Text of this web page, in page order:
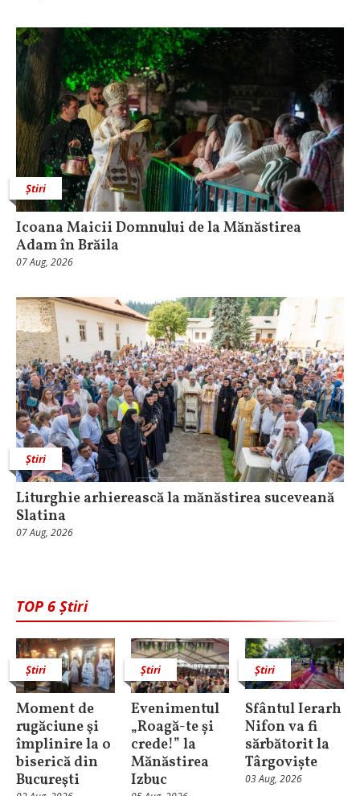
Știri
Icoana Maicii Domnului de la Mănăstirea
Adam în Brăila
07 Aug, 2026
Știri
Liturghie arhierească la mănăstirea suceveană
Slatina
07 Aug, 2026
TOP 6 Știri
Știri
Moment de
rugăciune şi
împlinire la o
biserică din
Bucureşti
Știri
Evenimentul
„Roagă-te și
crede!” la
Mănăstirea
Izbuc
Știri
Sfântul Ierarh
Nifon va fi
sărbătorit la
Târgoviște
03 Aug, 2026